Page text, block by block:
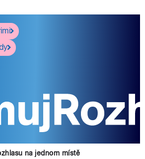
na jednom místě